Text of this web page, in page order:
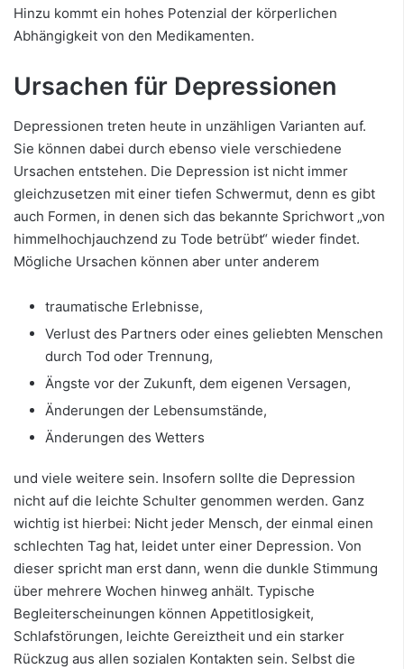
Hinzu kommt ein hohes Potenzial der körperlichen
Abhängigkeit von den Medikamenten.
Ursachen für Depressionen
Depressionen treten heute in unzähligen Varianten auf.
Sie können dabei durch ebenso viele verschiedene
Ursachen entstehen. Die Depression ist nicht immer
gleichzusetzen mit einer tiefen Schwermut, denn es gibt
auch Formen, in denen sich das bekannte Sprichwort „von
himmelhochjauchzend zu Tode betrübt“ wieder findet.
Mögliche Ursachen können aber unter anderem
traumatische Erlebnisse,
Verlust des Partners oder eines geliebten Menschen
durch Tod oder Trennung,
Ängste vor der Zukunft, dem eigenen Versagen,
Änderungen der Lebensumstände,
Änderungen des Wetters
und viele weitere sein. Insofern sollte die Depression
nicht auf die leichte Schulter genommen werden. Ganz
wichtig ist hierbei: Nicht jeder Mensch, der einmal einen
schlechten Tag hat, leidet unter einer Depression. Von
dieser spricht man erst dann, wenn die dunkle Stimmung
über mehrere Wochen hinweg anhält. Typische
Begleiterscheinungen können Appetitlosigkeit,
Schlafstörungen, leichte Gereiztheit und ein starker
Rückzug aus allen sozialen Kontakten sein. Selbst die